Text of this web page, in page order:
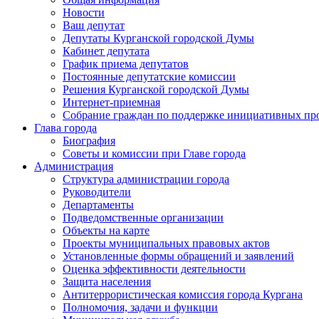
Новости
Ваш депутат
Депутаты Курганской городской Думы
Кабинет депутата
График приема депутатов
Постоянные депутатские комиссии
Решения Курганской городской Думы
Интернет-приемная
Собрание граждан по поддержке инициативных
Глава города
Биография
Советы и комиссии при Главе города
Администрация
Структура администрации города
Руководители
Департаменты
Подведомственные организации
Объекты на карте
Проекты муниципальных правовых актов
Установленные формы обращений и заявлений
Оценка эффективности деятельности
Защита населения
Антитеррористическая комиссия города Кургана
Полномочия, задачи и функции